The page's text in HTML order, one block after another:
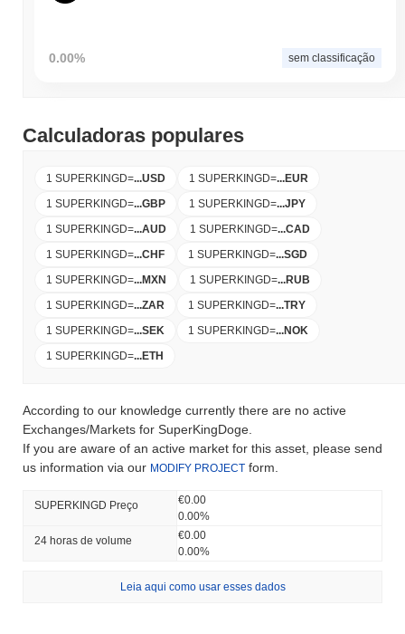
0.00% sem classificação
Calculadoras populares
1 SUPERKINGD=...USD 1 SUPERKINGD=...EUR
1 SUPERKINGD=...GBP 1 SUPERKINGD=...JPY
1 SUPERKINGD=...AUD 1 SUPERKINGD=...CAD
1 SUPERKINGD=...CHF 1 SUPERKINGD=...SGD
1 SUPERKINGD=...MXN 1 SUPERKINGD=...RUB
1 SUPERKINGD=...ZAR 1 SUPERKINGD=...TRY
1 SUPERKINGD=...SEK 1 SUPERKINGD=...NOK
1 SUPERKINGD=...ETH
According to our knowledge currently there are no active
Exchanges/Markets for SuperKingDoge.
If you are aware of an active market for this asset, please send
us information via our MODIFY PROJECT form.
SUPERKINGD Preço
€0.00
0.00%
24 horas de volume
€0.00
0.00%
Leia aqui como usar esses dados